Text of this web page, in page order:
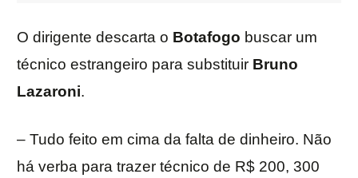
O dirigente descarta o Botafogo buscar um
técnico estrangeiro para substituir Bruno
Lazaroni.
– Tudo feito em cima da falta de dinheiro. Não
há verba para trazer técnico de R$ 200, 300